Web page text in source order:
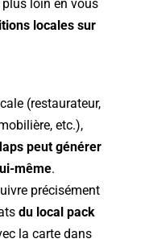
loin en vous
locales sur
(restaurateur,
etc.),
peut générer
même.
précisément
du local pack
la carte dans